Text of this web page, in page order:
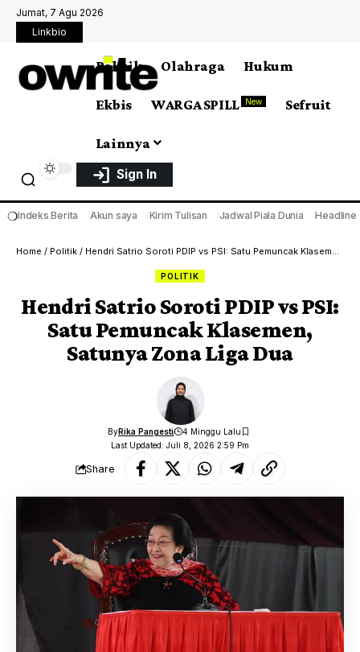
Jumat, 7 Agu 2026
Linkbio
Politik Olahraga Hukum
Ekbis WARGA SPILL New Sefruit
Lainnya
Sign In
❍Indeks Berita Akun saya Kirim Tulisan Jadwal Piala Dunia Headline
Home / Politik / Hendri Satrio Soroti PDIP vs PSI: Satu Pemuncak Klasemen, Satunya Zona Liga Dua
POLITIK
Hendri Satrio Soroti PDIP vs PSI:
Satu Pemuncak Klasemen,
Satunya Zona Liga Dua
Last Updated: Juli 8, 2026 2:59 Pm
ByRika Pangesti 4 Minggu Lalu
Share